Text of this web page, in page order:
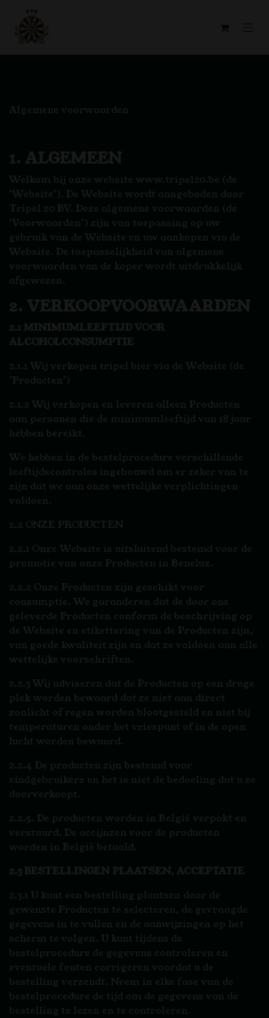
Algemene voorwaarden
1. ALGEMEEN
Welkom bij onze website www.tripel20.be (de
‘Website’). De Website wordt aangeboden door
Tripel 20 BV. Deze algemene voorwaarden (de
‘Voorwaarden’) zijn van toepassing op uw
gebruik van de Website en uw aankopen via de
Website. De toepasselijkheid van algemene
voorwaarden van de koper wordt uitdrukkelijk
afgewezen.
2. VERKOOPVOORWAARDEN
2.1 MINIMUMLEEFTIJD VOOR
ALCOHOLCONSUMPTIE
2.1.1 Wij verkopen tripel bier via de Website (de
‘Producten’)
2.1.2 Wij verkopen en leveren alleen Producten
aan personen die de minimumleeftijd van 18 jaar
hebben bereikt.
We hebben in de bestelprocedure verschillende
leeftijdscontroles ingebouwd om er zeker van te
zijn dat we aan onze wettelijke verplichtingen
voldoen.
2.2 ONZE PRODUCTEN
2.2.1 Onze Website is uitsluitend bestemd voor de
promotie van onze Producten in Benelux.
2.2.2 Onze Producten zijn geschikt voor
consumptie. We garanderen dat de door ons
geleverde Producten conform de beschrijving op
de Website en etikettering van de Producten zijn,
van goede kwaliteit zijn en dat ze voldoen aan alle
wettelijke voorschriften.
2.2.3 Wij adviseren dat de Producten op een droge
plek worden bewaard dat ze niet aan direct
zonlicht of regen worden blootgesteld en niet bij
temperaturen onder het vriespunt of in de open
lucht worden bewaard.
2.2.4 De producten zijn bestemd voor
eindgebruikers en het is niet de bedoeling dat u ze
doorverkoopt.
2.2.5. De producten worden in België verpakt en
verstuurd. De accijnzen voor de producten
worden in België betaald.
2.3 BESTELLINGEN PLAATSEN, ACCEPTATIE
2.3.1 U kunt een bestelling plaatsen door de
gewenste Producten te selecteren, de gevraagde
gegevens in te vullen en de aanwijzingen op het
scherm te volgen. U kunt tijdens de
bestelprocedure de gegevens controleren en
eventuele fouten corrigeren voordat u de
bestelling verzendt. Neem in elke fase van de
bestelprocedure de tijd om de gegevens van de
bestelling te lezen en te controleren.